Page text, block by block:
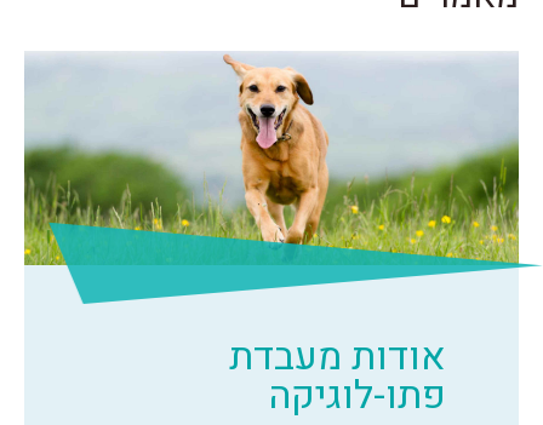
אודות מעבדת
פתו-לוגיקה